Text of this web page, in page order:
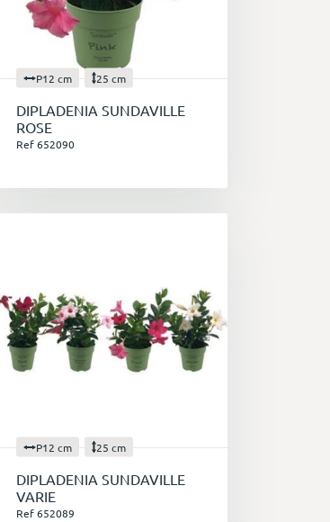
P12 cm 25 cm
DIPLADENIA SUNDAVILLE
ROSE
Ref 652090
P12 cm 25 cm
DIPLADENIA SUNDAVILLE
VARIE
Ref 652089